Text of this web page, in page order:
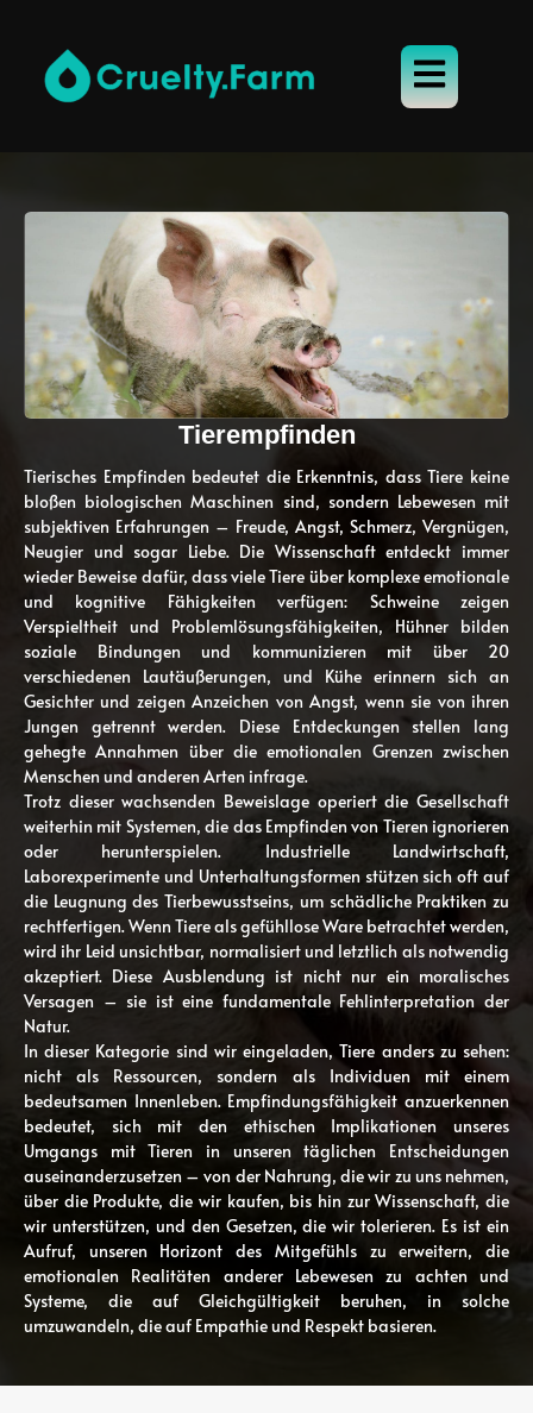
Tierempfinden
Tierisches Empfinden bedeutet die Erkenntnis, dass Tiere keine
bloßen biologischen Maschinen sind, sondern Lebewesen mit
subjektiven Erfahrungen – Freude, Angst, Schmerz, Vergnügen,
Neugier und sogar Liebe. Die Wissenschaft entdeckt immer
wieder Beweise dafür, dass viele Tiere über komplexe emotionale
und kognitive Fähigkeiten verfügen: Schweine zeigen
Verspieltheit und Problemlösungsfähigkeiten, Hühner bilden
soziale Bindungen und kommunizieren mit über 20
verschiedenen Lautäußerungen, und Kühe erinnern sich an
Gesichter und zeigen Anzeichen von Angst, wenn sie von ihren
Jungen getrennt werden. Diese Entdeckungen stellen lang
gehegte Annahmen über die emotionalen Grenzen zwischen
Menschen und anderen Arten infrage.
Trotz dieser wachsenden Beweislage operiert die Gesellschaft
weiterhin mit Systemen, die das Empfinden von Tieren ignorieren
oder herunterspielen. Industrielle Landwirtschaft,
Laborexperimente und Unterhaltungsformen stützen sich oft auf
die Leugnung des Tierbewusstseins, um schädliche Praktiken zu
rechtfertigen. Wenn Tiere als gefühllose Ware betrachtet werden,
wird ihr Leid unsichtbar, normalisiert und letztlich als notwendig
akzeptiert. Diese Ausblendung ist nicht nur ein moralisches
Versagen – sie ist eine fundamentale Fehlinterpretation der
Natur.
In dieser Kategorie sind wir eingeladen, Tiere anders zu sehen:
nicht als Ressourcen, sondern als Individuen mit einem
bedeutsamen Innenleben. Empfindungsfähigkeit anzuerkennen
bedeutet, sich mit den ethischen Implikationen unseres
Umgangs mit Tieren in unseren täglichen Entscheidungen
auseinanderzusetzen – von der Nahrung, die wir zu uns nehmen,
über die Produkte, die wir kaufen, bis hin zur Wissenschaft, die
wir unterstützen, und den Gesetzen, die wir tolerieren. Es ist ein
Aufruf, unseren Horizont des Mitgefühls zu erweitern, die
emotionalen Realitäten anderer Lebewesen zu achten und
Systeme, die auf Gleichgültigkeit beruhen, in solche
umzuwandeln, die auf Empathie und Respekt basieren.